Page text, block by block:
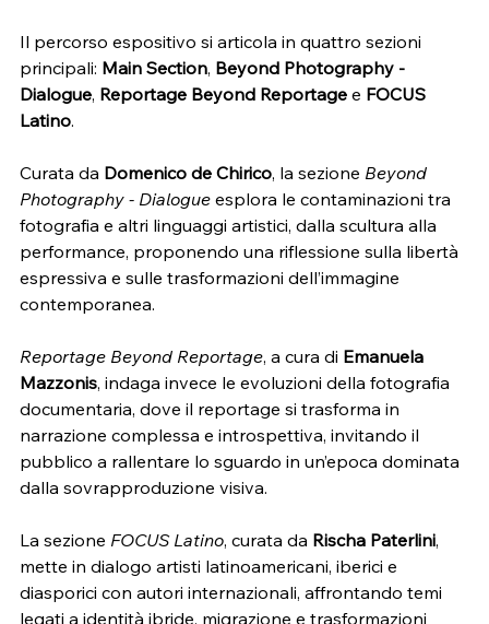
Il percorso espositivo si articola in quattro sezioni
principali: Main Section, Beyond Photography -
Dialogue, Reportage Beyond Reportage e FOCUS
Latino.
Curata da Domenico de Chirico, la sezione Beyond
Photography - Dialogue esplora le contaminazioni tra
fotografia e altri linguaggi artistici, dalla scultura alla
performance, proponendo una riflessione sulla libertà
espressiva e sulle trasformazioni dell’immagine
contemporanea.
Reportage Beyond Reportage, a cura di Emanuela
Mazzonis, indaga invece le evoluzioni della fotografia
documentaria, dove il reportage si trasforma in
narrazione complessa e introspettiva, invitando il
pubblico a rallentare lo sguardo in un’epoca dominata
dalla sovrapproduzione visiva.
La sezione FOCUS Latino, curata da Rischa Paterlini,
mette in dialogo artisti latinoamericani, iberici e
diasporici con autori internazionali, affrontando temi
legati a identità ibride, migrazione e trasformazioni